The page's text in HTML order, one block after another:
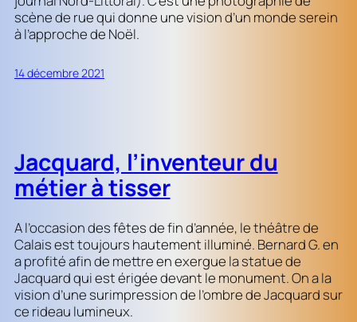
scène de rue qui donne une vision d’un monde serein
à l’approche de Noël.
14 décembre 2021
Jacquard, l’inventeur du
métier à tisser
A l’occasion des fêtes de fin d’année, le théâtre de
Calais est toujours hautement illuminé. Bernard G. en
a profité afin de mettre en exergue la statue de
Jacquard qui est érigée devant le monument. On a la
vision d’une surimpression de l’ombre de Jacquard sur
ce rideau lumineux.